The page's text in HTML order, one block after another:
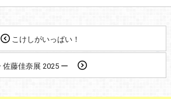
こけしがいっぱい！
佐藤佳奈展 2025 ー